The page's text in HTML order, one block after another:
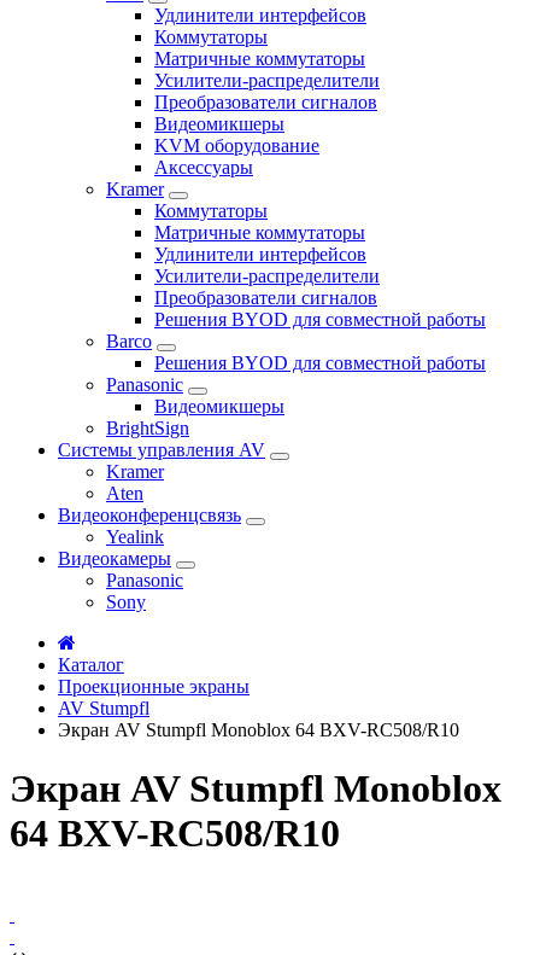
Удлинители интерфейсов
Коммутаторы
Матричные коммутаторы
Усилители-распределители
Преобразователи сигналов
Видеомикшеры
KVM оборудование
Аксессуары
Kramer
Коммутаторы
Матричные коммутаторы
Удлинители интерфейсов
Усилители-распределители
Преобразователи сигналов
Решения BYOD для совместной работы
Barco
Решения BYOD для совместной работы
Panasonic
Видеомикшеры
BrightSign
Системы управления AV
Kramer
Aten
Видеоконференцсвязь
Yealink
Видеокамеры
Panasonic
Sony
Каталог
Проекционные экраны
AV Stumpfl
Экран AV Stumpfl Monoblox 64 BXV-RC508/R10
Экран AV Stumpfl Monoblox
64 BXV-RC508/R10